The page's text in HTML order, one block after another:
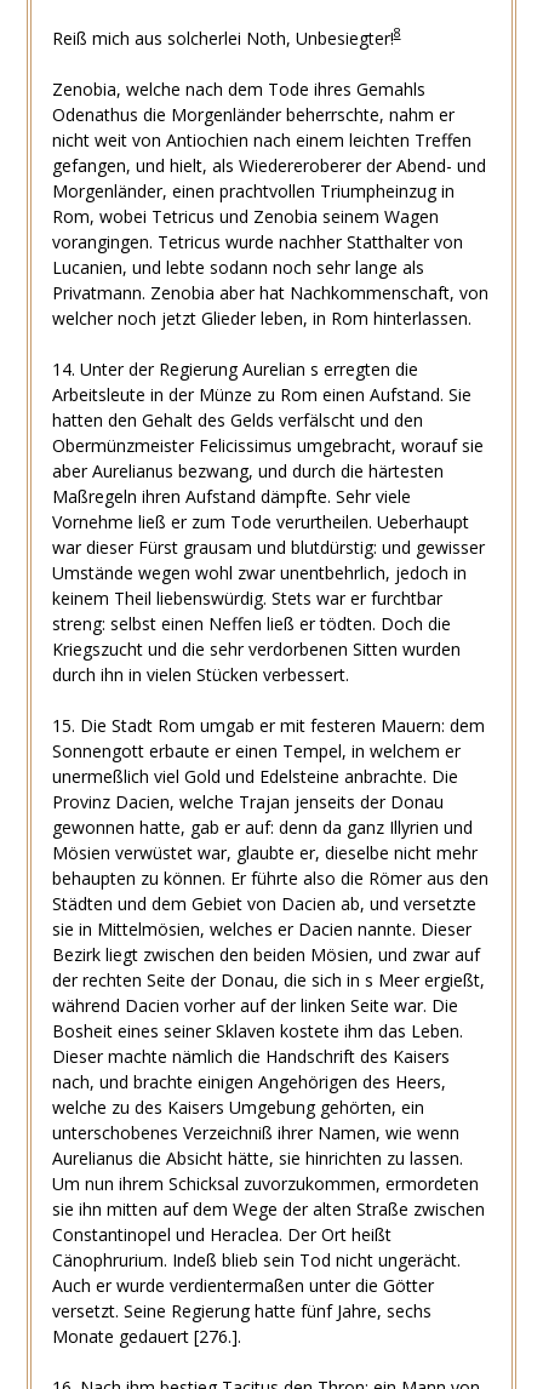
Reiß mich aus solcherlei Noth, Unbesiegter!8
Zenobia, welche nach dem Tode ihres Gemahls
Odenathus die Morgenländer beherrschte, nahm er
nicht weit von Antiochien nach einem leichten Treffen
gefangen, und hielt, als Wiedereroberer der Abend- und
Morgenländer, einen prachtvollen Triumpheinzug in
Rom, wobei Tetricus und Zenobia seinem Wagen
vorangingen. Tetricus wurde nachher Statthalter von
Lucanien, und lebte sodann noch sehr lange als
Privatmann. Zenobia aber hat Nachkommenschaft, von
welcher noch jetzt Glieder leben, in Rom hinterlassen.
14. Unter der Regierung Aurelian s erregten die
Arbeitsleute in der Münze zu Rom einen Aufstand. Sie
hatten den Gehalt des Gelds verfälscht und den
Obermünzmeister Felicissimus umgebracht, worauf sie
aber Aurelianus bezwang, und durch die härtesten
Maßregeln ihren Aufstand dämpfte. Sehr viele
Vornehme ließ er zum Tode verurtheilen. Ueberhaupt
war dieser Fürst grausam und blutdürstig: und gewisser
Umstände wegen wohl zwar unentbehrlich, jedoch in
keinem Theil liebenswürdig. Stets war er furchtbar
streng: selbst einen Neffen ließ er tödten. Doch die
Kriegszucht und die sehr verdorbenen Sitten wurden
durch ihn in vielen Stücken verbessert.
15. Die Stadt Rom umgab er mit festeren Mauern: dem
Sonnengott erbaute er einen Tempel, in welchem er
unermeßlich viel Gold und Edelsteine anbrachte. Die
Provinz Dacien, welche Trajan jenseits der Donau
gewonnen hatte, gab er auf: denn da ganz Illyrien und
Mösien verwüstet war, glaubte er, dieselbe nicht mehr
behaupten zu können. Er führte also die Römer aus den
Städten und dem Gebiet von Dacien ab, und versetzte
sie in Mittelmösien, welches er Dacien nannte. Dieser
Bezirk liegt zwischen den beiden Mösien, und zwar auf
der rechten Seite der Donau, die sich in s Meer ergießt,
während Dacien vorher auf der linken Seite war. Die
Bosheit eines seiner Sklaven kostete ihm das Leben.
Dieser machte nämlich die Handschrift des Kaisers
nach, und brachte einigen Angehörigen des Heers,
welche zu des Kaisers Umgebung gehörten, ein
unterschobenes Verzeichniß ihrer Namen, wie wenn
Aurelianus die Absicht hätte, sie hinrichten zu lassen.
Um nun ihrem Schicksal zuvorzukommen, ermordeten
sie ihn mitten auf dem Wege der alten Straße zwischen
Constantinopel und Heraclea. Der Ort heißt
Cänophrurium. Indeß blieb sein Tod nicht ungerächt.
Auch er wurde verdientermaßen unter die Götter
versetzt. Seine Regierung hatte fünf Jahre, sechs
Monate gedauert [276.].